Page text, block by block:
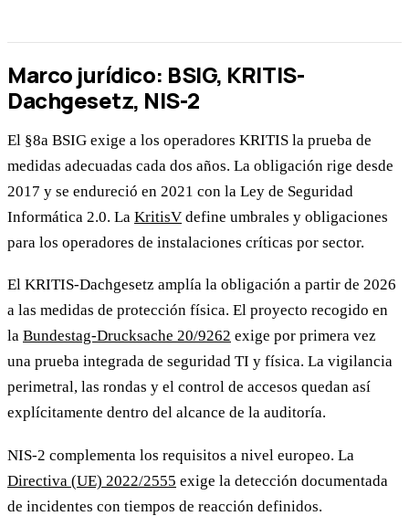
Marco jurídico: BSIG, KRITIS-
Dachgesetz, NIS-2
El §8a BSIG exige a los operadores KRITIS la prueba de
medidas adecuadas cada dos años. La obligación rige desde
2017 y se endureció en 2021 con la Ley de Seguridad
Informática 2.0. La KritisV define umbrales y obligaciones
para los operadores de instalaciones críticas por sector.
El KRITIS-Dachgesetz amplía la obligación a partir de 2026
a las medidas de protección física. El proyecto recogido en
la Bundestag-Drucksache 20/9262 exige por primera vez
una prueba integrada de seguridad TI y física. La vigilancia
perimetral, las rondas y el control de accesos quedan así
explícitamente dentro del alcance de la auditoría.
NIS-2 complementa los requisitos a nivel europeo. La
Directiva (UE) 2022/2555 exige la detección documentada
de incidentes con tiempos de reacción definidos.